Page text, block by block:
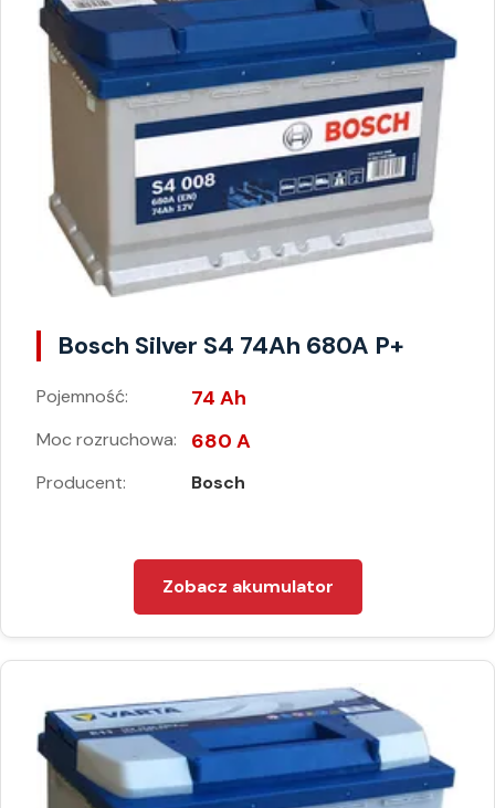
Bosch Silver S4 74Ah 680A P+
Pojemność: 74 Ah
Moc rozruchowa: 680 A
Producent: Bosch
Zobacz akumulator